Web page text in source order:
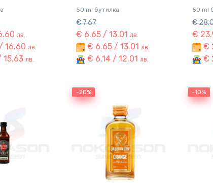
лв.
16.60 лв.
15.63 лв.
50 ml бутилка
€ 7.67
€ 6.65 / 13.01лв.
€ 6.65 / 13.01лв.
€ 6.14 / 12.01лв.
50 ml
€
€
€
€
-20%
-20% -10%
-10%